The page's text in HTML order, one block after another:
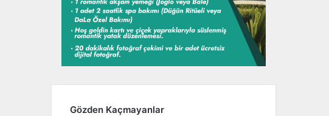
Gözden Kaçmayanlar